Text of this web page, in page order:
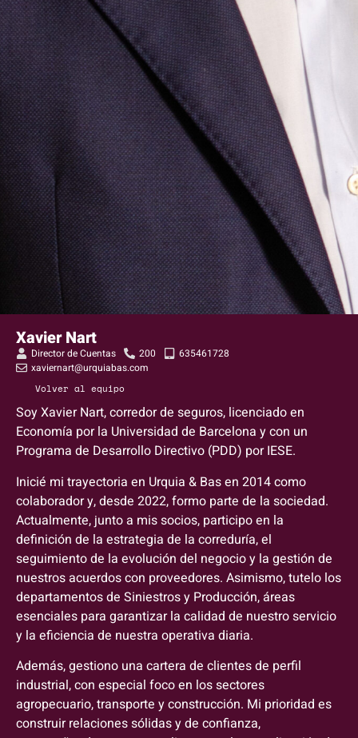
Xavier Nart
Director de Cuentas 200
635461728
xaviernart@urquiabas.com
Volver al equipo
Soy Xavier Nart, corredor de seguros, licenciado en
Economía por la Universidad de Barcelona y con un
Programa de Desarrollo Directivo (PDD) por IESE.
Inicié mi trayectoria en Urquia & Bas en 2014 como
colaborador y, desde 2022, formo parte de la sociedad.
Actualmente, junto a mis socios, participo en la
definición de la estrategia de la correduría, el
seguimiento de la evolución del negocio y la gestión de
nuestros acuerdos con proveedores. Asimismo, tutelo los
departamentos de Siniestros y Producción, áreas
esenciales para garantizar la calidad de nuestro servicio
y la eficiencia de nuestra operativa diaria.
Además, gestiono una cartera de clientes de perfil
industrial, con especial foco en los sectores
agropecuario, transporte y construcción. Mi prioridad es
construir relaciones sólidas y de confianza,